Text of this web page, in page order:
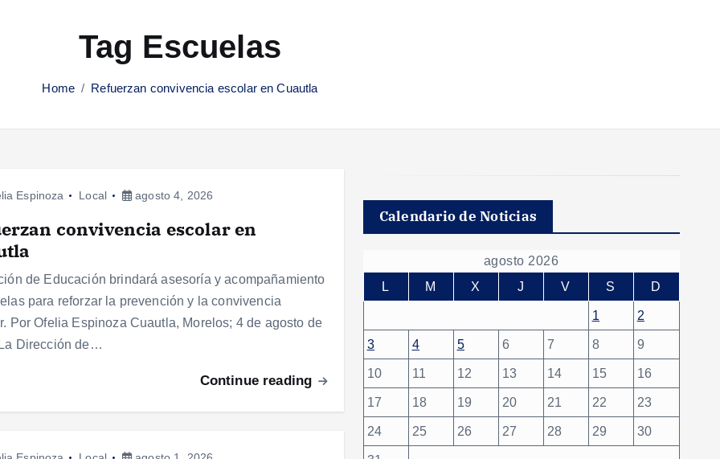
Tag Escuelas
Home Refuerzan convivencia escolar en Cuautla
Espinoza Local agosto 4, 2026
convivencia escolar en
de Educación brindará asesoría y acompañamiento
para reforzar la prevención y la convivencia
Por Ofelia Espinoza Cuautla, Morelos; 4 de agosto de
Dirección de…
Continue reading
Calendario de Noticias
agosto 2026
L
M X J V S D
1 2
3 4 5 6 7 8 9
10 11 12 13 14 15 16
17 18 19 20 21 22 23
24 25 26 27 28 29 30